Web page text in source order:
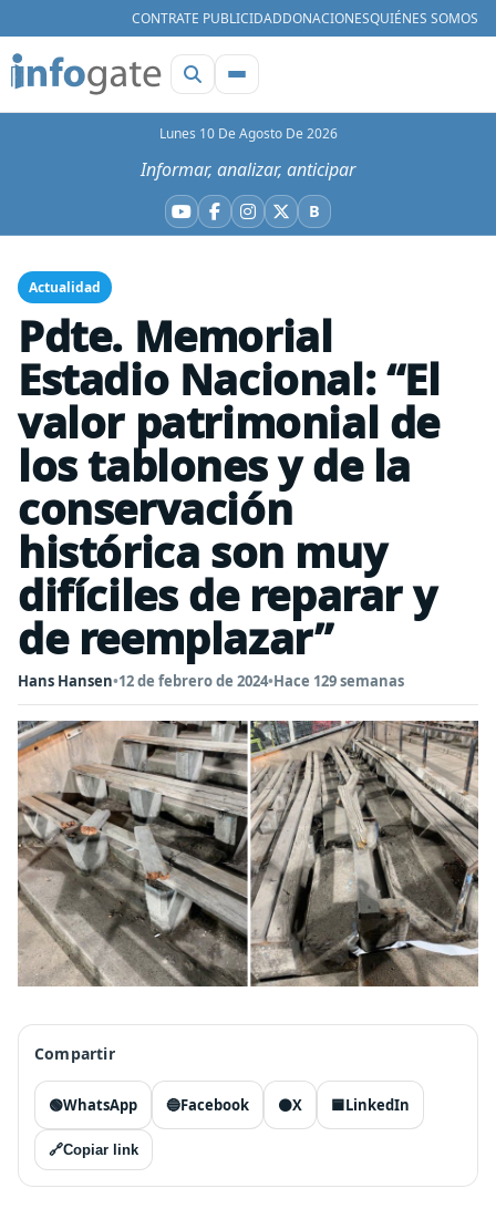
CONTRATE PUBLICIDADDONACIONESQUIÉNES SOMOS
Lunes 10 De Agosto De 2026
Informar, analizar, anticipar
YouTube
Facebook
Instagram
X BBluesky
Actualidad
Pdte. Memorial
Estadio Nacional: “El
valor patrimonial de
los tablones y de la
conservación
histórica son muy
difíciles de reparar y
de reemplazar”
Hans Hansen•12 de febrero de 2024•Hace 129 semanas
Compartir
🟢WhatsApp 🔵Facebook ⚫X 🟦LinkedIn
🔗Copiar link